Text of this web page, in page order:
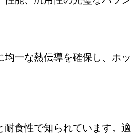
一な熱伝導を確保し、ホ
耐食性で知られています。